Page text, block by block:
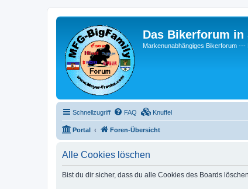
Das Bikerforum
Markenunabhängiges Bikerforum
Schnellzugriff FAQ Knuffel
Portal Foren-Übersicht
Alle Cookies löschen
Bist du dir sicher, dass du alle Cookies des Boards